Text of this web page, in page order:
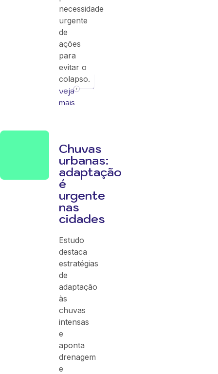
necessidade
urgente
de
ações
para
evitar o
colapso.
veja
mais
Chuvas
urbanas:
adaptação
é
urgente
nas
cidades
Estudo
destaca
estratégias
de
adaptação
às
chuvas
intensas
e
aponta
drenagem
e